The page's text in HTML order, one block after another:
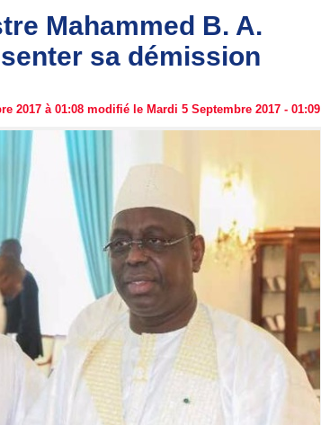
Mahammed B. A.
sa démission
2017 à 01:08 modifié le Mardi 5 Septembre 2017 - 01:09